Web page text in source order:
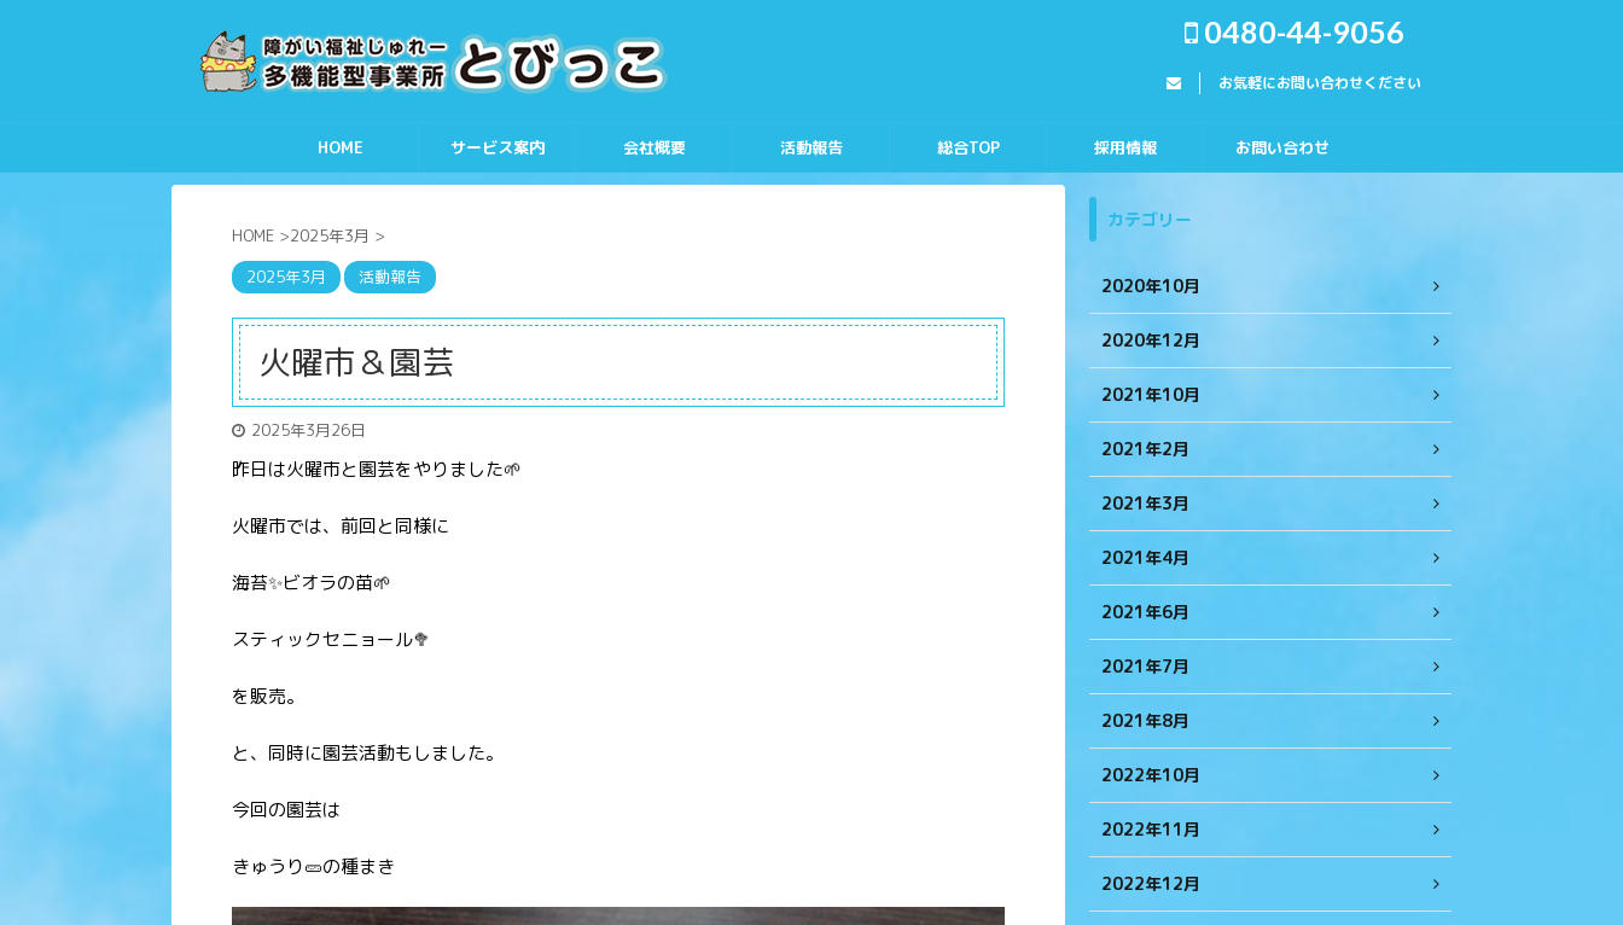
0480-44-9056
お気軽にお問い合わせください
HOME サービス案内 会社概要 活動報告 総合TOP 採用情報 お問い合わせ
HOME >2025年3月 >
2025年3月
活動報告
火曜市＆園芸
2025年3月26日
昨日は火曜市と園芸をやりました🌱
火曜市では、前回と同様に
海苔✨ビオラの苗🌱
スティックセニョール🥦
を販売。
と、同時に園芸活動もしました。
今回の園芸は
きゅうり🥒の種まき
カテゴリー
2020年10月
2020年12月
2021年10月
2021年2月
2021年3月
2021年4月
2021年6月
2021年7月
2021年8月
2022年10月
2022年11月
2022年12月